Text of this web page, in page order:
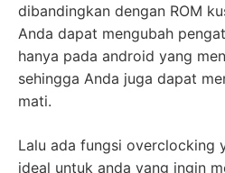
dibandingkan dengan ROM
Anda dapat mengubah
hanya pada android yang
sehingga Anda juga dapat
mati.
Lalu ada fungsi overclocking
ideal untuk anda yang ingin